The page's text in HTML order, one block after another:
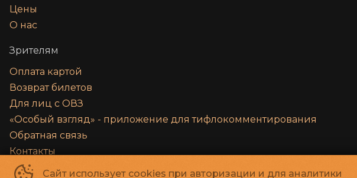
Сайт использует cookies при авторизации и для аналитики
Цены
О нас
Зрителям
Оплата картой
Возврат билетов
Для лиц с ОВЗ
«‎Особый взгляд» - приложение для тифлокомментирования
Обратная связь
Контакты
Правила и соглашения